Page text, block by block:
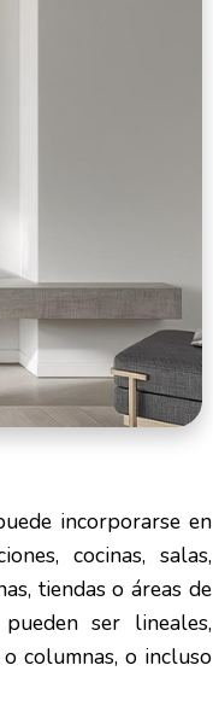
incorporarse en
cocinas, salas,
tiendas o áreas de
ser lineales,
columnas, o incluso